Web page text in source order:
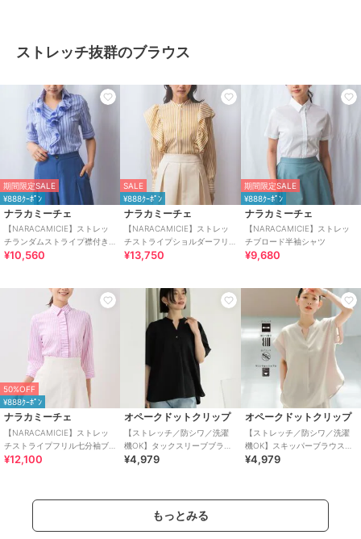
ストレッチ抜群のブラウス
期間限定SALE
¥888ｸｰﾎﾟﾝ
ナラカミーチェ
【NARACAMICIE】ストレッ
チランダムストライプ襟付き
フリル半袖シャツ
¥10,560
SALE
¥888ｸｰﾎﾟﾝ
ナラカミーチェ
【NARACAMICIE】ストレッ
チストライプショルダーフリ
ル長袖ブラウス
¥13,750
期間限定SALE
¥888ｸｰﾎﾟﾝ
ナラカミーチェ
【NARACAMICIE】ストレッ
チブロード半袖シャツ
¥9,680
50%OFF
¥888ｸｰﾎﾟﾝ
ナラカミーチェ
【NARACAMICIE】ストレッ
チストライプフリル七分袖ブ
ラウス
¥12,100
オペークドットクリップ
【ストレッチ／防シワ／洗濯
機OK】タックスリーブブラウ
ス《SS～LL／6col／セットア
¥4,979
オペークドットクリップ
【ストレッチ／防シワ／洗濯
機OK】スキッパーブラウス
《SS～LL／5col／セットアッ
¥4,979
もっとみる